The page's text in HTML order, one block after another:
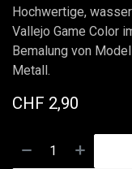
Hochwertige,
Vallejo Game Color
Bemalung von
Metall.
CHF 2,90